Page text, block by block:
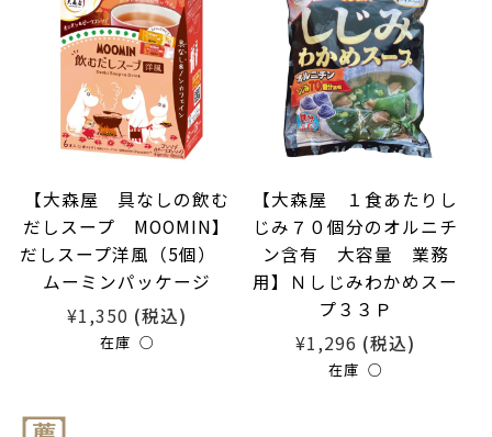
【大森屋 具なしの飲む
だしスープ MOOMIN】
だしスープ洋風（5個）
ムーミンパッケージ
¥1,350 (税込)
在庫 ○
【大森屋 １食あたりし
じみ７０個分のオルニチ
ン含有 大容量 業務
用】Ｎしじみわかめスー
プ３３Ｐ
¥1,296 (税込)
在庫 ○